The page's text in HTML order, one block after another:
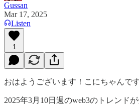
Gussan
Mar 17, 2025
Listen
1
おはようございます！こにちゃんです
2025年3月10日週のweb3のトレンド